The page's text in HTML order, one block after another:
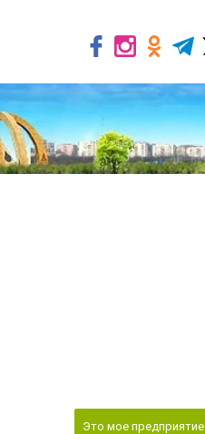
Это мое предприятие